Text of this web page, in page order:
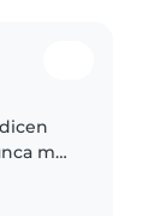
me